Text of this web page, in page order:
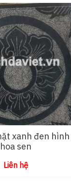
xanh đen hình
hoa sen
Liên hệ